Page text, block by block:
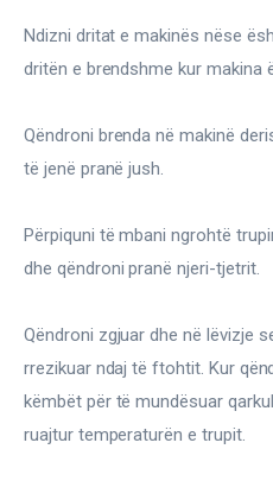
Ndizni dritat e makinës nëse
dritën e brendshme kur makina
Qëndroni brenda në makinë
të jenë pranë jush.
Përpiquni të mbani ngrohtë
dhe qëndroni pranë njeri-tjetrit.
Qëndroni zgjuar dhe në lëvizje
rrezikuar ndaj të ftohtit. Kur
këmbët për të mundësuar
ruajtur temperaturën e trupit.